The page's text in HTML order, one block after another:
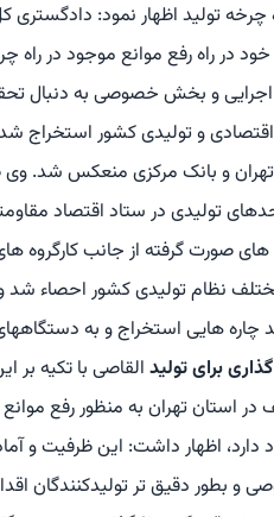
تولید اظهار نمود: دادگستری
در راه رفع موانع موجود در راه
و بخش خصوصی به دنبال
صدمه و خلأ در نظام اقتصادی و تولیدی کشور
تولیدی در ستاد اقتصاد
های صورت گرفته از جانب کارگروه
نظام تولیدی کشور احصاء شد و
هایی استخراج و به
برای تولید القاصی با تکیه بر
استان تهران به منظور رفع
اظهار داشت: این ظرفیت و
و بطور دقیق تر تولیدکنندگان